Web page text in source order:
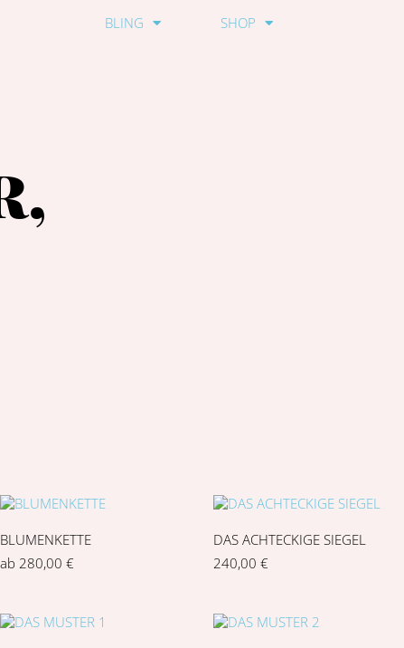
BLING SHOP
BLUMENKETTE
ab 280,00 €
DAS ACHTECKIGE SIEGEL
240,00€